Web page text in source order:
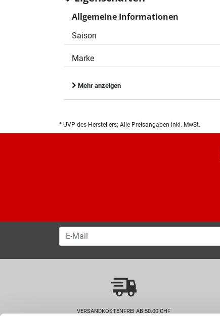
Allgemeine Informationen
Saison
Marke
Mehr anzeigen
* UVP des Herstellers; Alle Preisangaben inkl. MwSt.
VERSANDKOSTENFREI AB 50.00 CHF